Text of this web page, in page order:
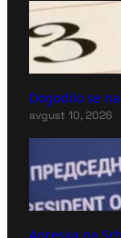
Dogodilo se
avgust 10, 2026